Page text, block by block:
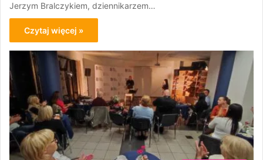
Jerzym Bralczykiem, dziennikarzem…
Czytaj więcej »